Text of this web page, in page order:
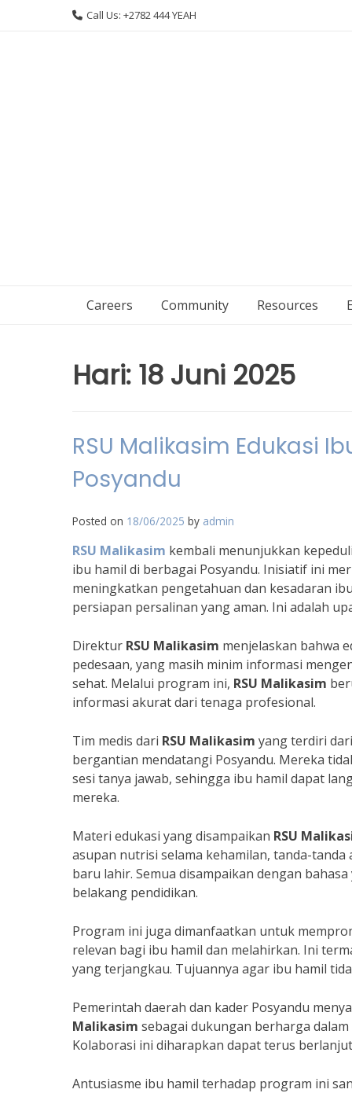
Call Us: +2782 444 YEAH
Careers Community Resources
Hari: 18 Juni 2025
RSU Malikasim Edukasi
Posyandu
Posted on 18/06/2025 by admin
RSU Malikasim kembali menunjukkan
ibu hamil di berbagai Posyandu. Inisiatif ini
meningkatkan pengetahuan dan kesadaran
persiapan persalinan yang aman. Ini adalah
Direktur RSU Malikasim menjelaskan bahwa
pedesaan, yang masih minim informasi
sehat. Melalui program ini, RSU Malikasim
informasi akurat dari tenaga profesional.
Tim medis dari RSU Malikasim yang terdiri
bergantian mendatangi Posyandu. Mereka
sesi tanya jawab, sehingga ibu hamil dapat
mereka.
Materi edukasi yang disampaikan RSU
asupan nutrisi selama kehamilan, tanda-
baru lahir. Semua disampaikan dengan
belakang pendidikan.
Program ini juga dimanfaatkan untuk
relevan bagi ibu hamil dan melahirkan. Ini
yang terjangkau. Tujuannya agar ibu hamil
Pemerintah daerah dan kader Posyandu
Malikasim sebagai dukungan berharga
Kolaborasi ini diharapkan dapat terus
Antusiasme ibu hamil terhadap program ini